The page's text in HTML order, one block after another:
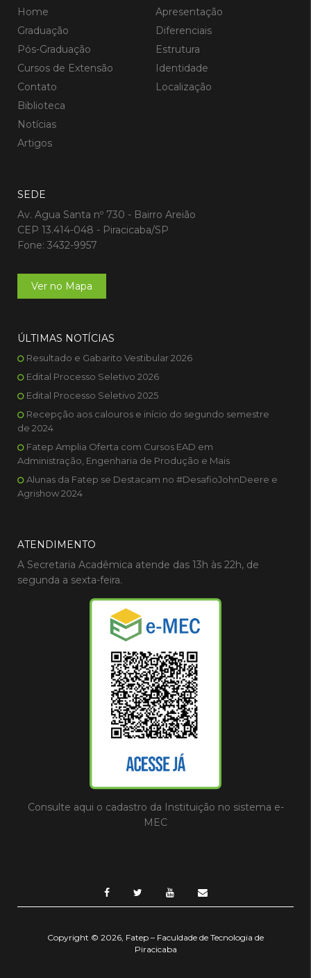
Home
Graduação
Pós-Graduação
Cursos de Extensão
Contato
Biblioteca
Notícias
Artigos
Apresentação
Diferenciais
Estrutura
Identidade
Localização
SEDE
Av. Agua Santa nº 730 - Bairro Areião
CEP 13.414-048 - Piracicaba/SP
Fone: 3432-9957
Ver no Mapa
ÚLTIMAS NOTÍCIAS
Resultado e Gabarito Vestibular 2026
Edital Processo Seletivo 2026
Edital Processo Seletivo 2025
Recepção aos calouros e início do segundo semestre
de 2024
Fatep Amplia Oferta com Cursos EAD em
Administração, Engenharia de Produção e Mais
Alunas da Fatep se Destacam no #DesafioJohnDeere e
Agrishow 2024
ATENDIMENTO
A Secretaria Acadêmica atende das 13h às 22h, de
segunda a sexta-feira.
Consulte aqui o cadastro da Instituição no sistema e-
MEC
Copyright © 2026, Fatep – Faculdade de Tecnologia de
Piracicaba